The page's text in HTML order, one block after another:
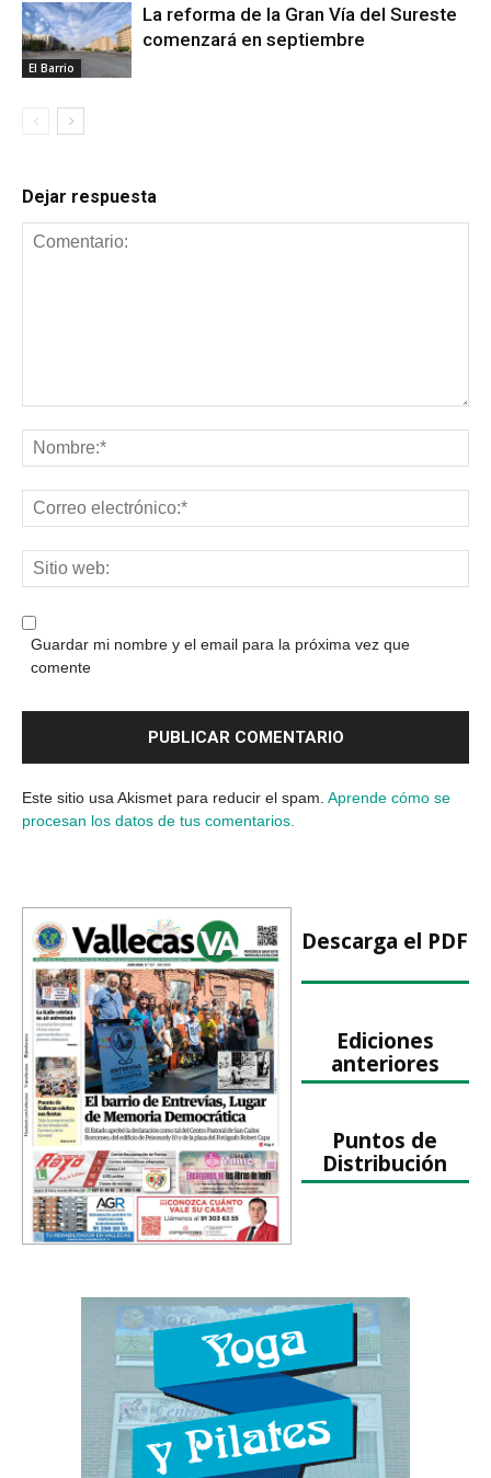
El Barrio
La reforma de la Gran Vía del Sureste
comenzará en septiembre
Dejar respuesta
Guardar mi nombre y el email para la próxima vez que
comente
Este sitio usa Akismet para reducir el spam. Aprende cómo se
procesan los datos de tus comentarios.
Descarga el PDF
Ediciones
anteriores
Puntos de
Distribución